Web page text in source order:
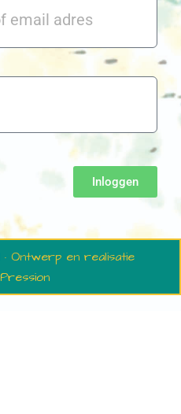
Inloggen
Ontwerp en realisatie